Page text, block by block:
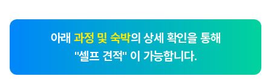
아래 과정 및 숙박의 상세 확인을 통해
"셀프 견적" 이 가능합니다.